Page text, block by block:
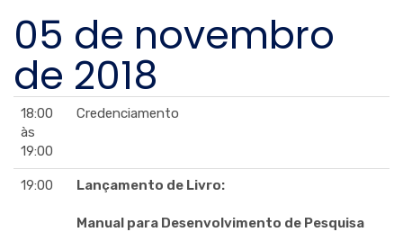
05 de novembro
de 2018
18:00
às
19:00
Credenciamento
19:00 Lançamento de Livro:
Manual para Desenvolvimento de Pesquisa